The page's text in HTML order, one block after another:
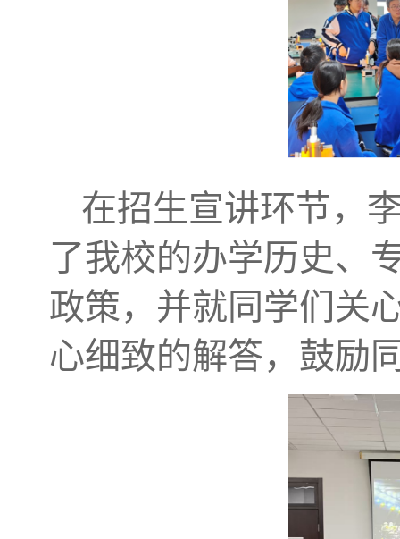
在招生宣讲环节，
了我校的办学历史、
政策，并就同学们关
心细致的解答，鼓励